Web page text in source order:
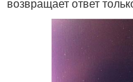
возвращает ответ